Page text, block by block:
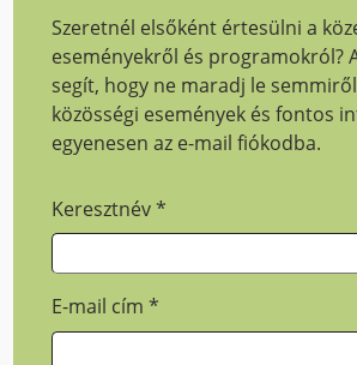
Szeretnél elsőként értesülni a
eseményekről és programokról?
segít, hogy ne maradj le
közösségi események és fontos
egyenesen az e-mail fiókodba.
Keresztnév*
E-mail cím*